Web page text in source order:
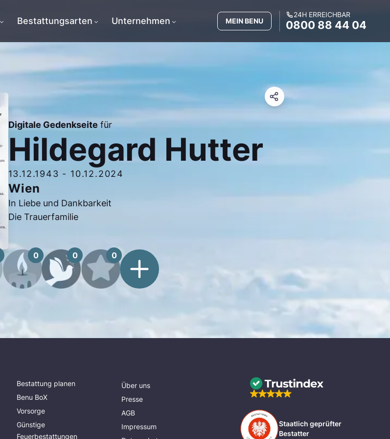
Bestattungsarten Unternehmen MEIN BENU
24H ERREICHBAR
0800 88 44 04
Digitale Gedenkseite für
Hildegard Hutter
13.12.1943 - 10.12.2024
Wien
In Liebe und Dankbarkeit
Die Trauerfamilie
0 0 0
Bestattung planen
Benu BoX
Vorsorge
Günstige
Feuerbestattungen
Über uns
Presse
AGB
Impressum
Staatlich geprüfter
Bestatter